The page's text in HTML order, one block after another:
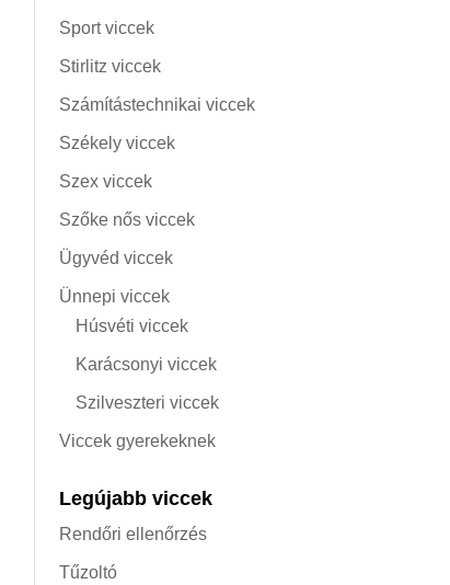
Sport viccek
Stirlitz viccek
Számítástechnikai viccek
Székely viccek
Szex viccek
Szőke nős viccek
Ügyvéd viccek
Ünnepi viccek
Húsvéti viccek
Karácsonyi viccek
Szilveszteri viccek
Viccek gyerekeknek
Legújabb viccek
Rendőri ellenőrzés
Tűzoltó